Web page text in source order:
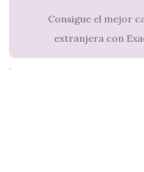
Consigue el mejor
extranjera con
.